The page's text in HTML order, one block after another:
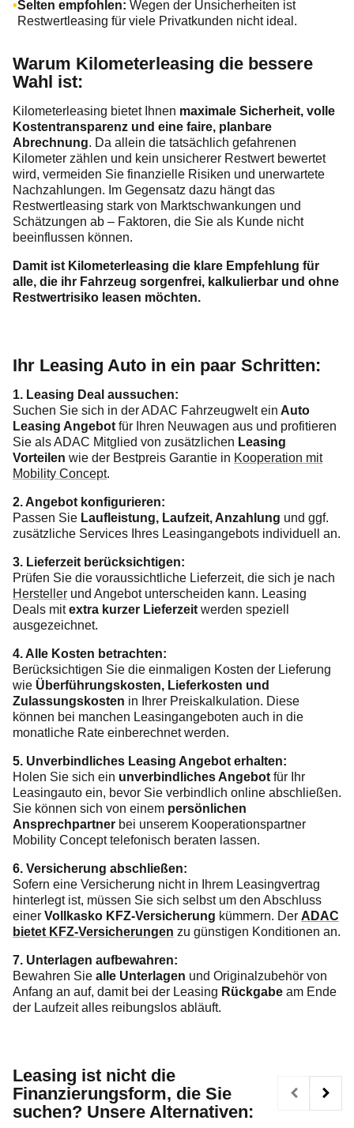
Selten empfohlen: Wegen der Unsicherheiten ist
Restwertleasing für viele Privatkunden nicht ideal.
Warum Kilometerleasing die bessere
Wahl ist:
Kilometerleasing bietet Ihnen maximale Sicherheit, volle
Kostentransparenz und eine faire, planbare
Abrechnung. Da allein die tatsächlich gefahrenen
Kilometer zählen und kein unsicherer Restwert bewertet
wird, vermeiden Sie finanzielle Risiken und unerwartete
Nachzahlungen. Im Gegensatz dazu hängt das
Restwertleasing stark von Marktschwankungen und
Schätzungen ab – Faktoren, die Sie als Kunde nicht
beeinflussen können.
Damit ist Kilometerleasing die klare Empfehlung für
alle, die ihr Fahrzeug sorgenfrei, kalkulierbar und ohne
Restwertrisiko leasen möchten.
Ihr Leasing Auto in ein paar Schritten:
1. Leasing Deal aussuchen:
Suchen Sie sich in der ADAC Fahrzeugwelt ein Auto
Leasing Angebot für Ihren Neuwagen aus und profitieren
Sie als ADAC Mitglied von zusätzlichen Leasing
Vorteilen wie der Bestpreis Garantie in Kooperation mit
Mobility Concept.
2. Angebot konfigurieren:
Passen Sie Laufleistung, Laufzeit, Anzahlung und ggf.
zusätzliche Services Ihres Leasingangebots individuell an.
3. Lieferzeit berücksichtigen:
Prüfen Sie die voraussichtliche Lieferzeit, die sich je nach
Hersteller und Angebot unterscheiden kann. Leasing
Deals mitextra kurzer Lieferzeit werden speziell
ausgezeichnet.
4. Alle Kosten betrachten:
Berücksichtigen Sie die einmaligen Kosten der Lieferung
wie Überführungskosten, Lieferkosten und
Zulassungskosten in Ihrer Preiskalkulation. Diese
können bei manchen Leasingangeboten auch in die
monatliche Rate einberechnet werden.
5. Unverbindliches Leasing Angebot erhalten:
Holen Sie sich ein unverbindliches Angebot für Ihr
Leasingauto ein, bevor Sie verbindlich online abschließen.
Sie können sich von einem persönlichen
Ansprechpartner bei unserem Kooperationspartner
Mobility Concept telefonisch beraten lassen.
6. Versicherung abschließen:
Sofern eine Versicherung nicht in Ihrem Leasingvertrag
hinterlegt ist, müssen Sie sich selbst um den Abschluss
einer Vollkasko KFZ-Versicherung kümmern. Der ADAC
bietet KFZ-Versicherungen zu günstigen Konditionen an.
7. Unterlagen aufbewahren:
Bewahren Sie alle Unterlagen und Originalzubehör von
Anfang an auf, damit bei der Leasing Rückgabe am Ende
der Laufzeit alles reibungslos abläuft.
Leasing ist nicht die
Finanzierungsform, die Sie
suchen? Unsere Alternativen: